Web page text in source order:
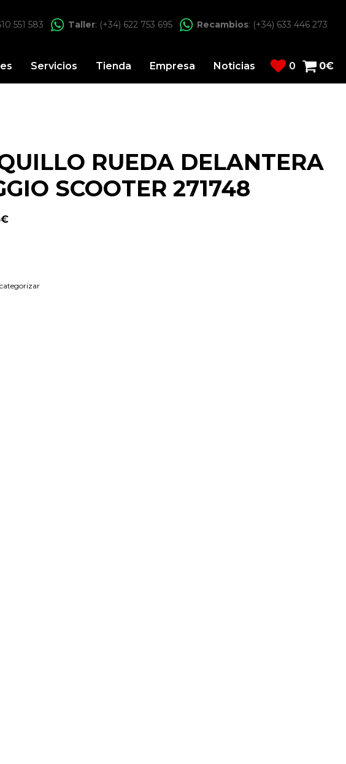
551 583 Taller: (+34) 622 753 695 Recambios: (+34) 633 446 273
Servicios Tienda Empresa Noticias 0 0€
RUEDA DELANTERA
SCOOTER 271748
€